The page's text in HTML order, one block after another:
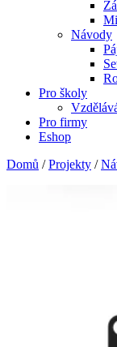
Návody
Pro školy
Pro firmy
Eshop
Domů /Projekty /